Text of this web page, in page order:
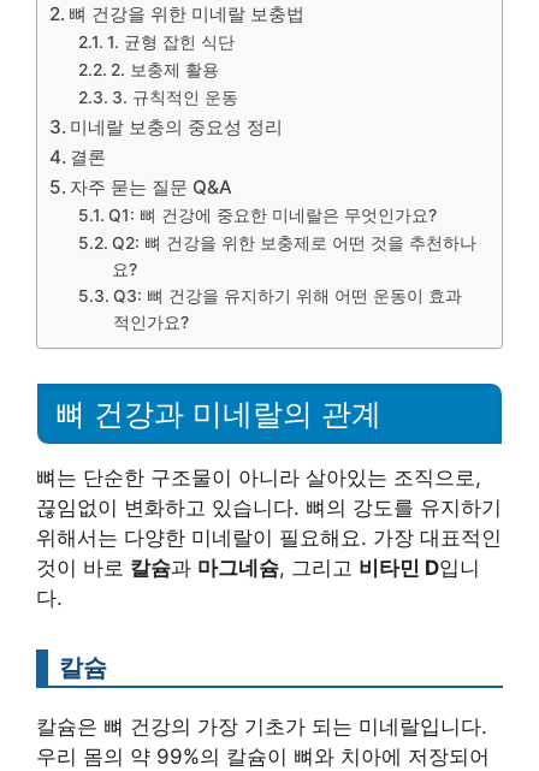
뼈 건강을 위한 미네랄 보충법
1. 균형 잡힌 식단
2. 보충제 활용
3. 규칙적인 운동
미네랄 보충의 중요성 정리
결론
자주 묻는 질문 Q&A
Q1: 뼈 건강에 중요한 미네랄은 무엇인가요?
Q2: 뼈 건강을 위한 보충제로 어떤 것을 추천하나
요?
Q3: 뼈 건강을 유지하기 위해 어떤 운동이 효과
적인가요?
뼈 건강과 미네랄의 관계
뼈는 단순한 구조물이 아니라 살아있는 조직으로,
끊임없이 변화하고 있습니다. 뼈의 강도를 유지하기
위해서는 다양한 미네랄이 필요해요. 가장 대표적인
것이 바로 칼슘과 마그네슘, 그리고 비타민 D입니
다.
칼슘
칼슘은 뼈 건강의 가장 기초가 되는 미네랄입니다.
우리 몸의 약 99%의 칼슘이 뼈와 치아에 저장되어